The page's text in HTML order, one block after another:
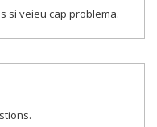
si veieu cap problema.